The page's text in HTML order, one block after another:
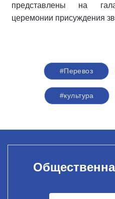
представлены на
церемонии присуждения
#Перевоз
#культура